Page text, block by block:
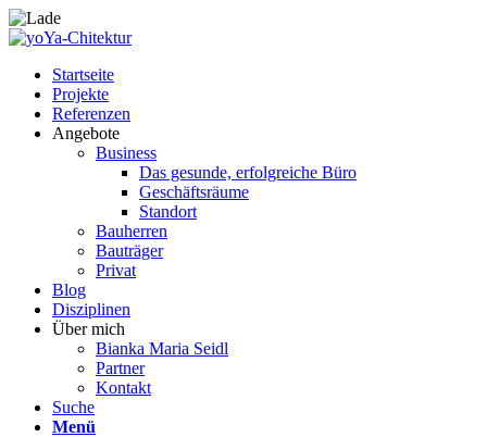
Startseite
Projekte
Referenzen
Angebote
Business
Das gesunde, erfolgreiche Büro
Geschäftsräume
Standort
Bauherren
Bauträger
Privat
Blog
Disziplinen
Über mich
Bianka Maria Seidl
Partner
Kontakt
Suche
Menü